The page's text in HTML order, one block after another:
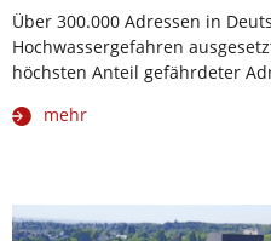
Über 300.000 Adressen in
Hochwassergefahren
höchsten Anteil gefährdeter
mehr